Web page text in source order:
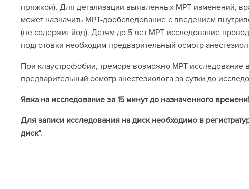
пряжкой). Для детализации выявленных МРТ-изменений,
может назначить МРТ-дообследование с введением
(не содержит йод). Детям до 5 лет МРТ исследование
подготовки необходим предварительный осмотр
При клаустрофобии, треморе возможно МРТ-исследование
предварительный осмотр анестезиолога за сутки до
Явка на исследование за 15 минут до назначенного
Для записи исследования на диск необходимо в
диск”.